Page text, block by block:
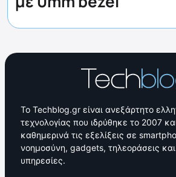
Το Techblog.gr είναι ανεξάρτητο
τεχνολογίας που ιδρύθηκε το 2007
καθημερινά τις εξελίξεις σε
νοημοσύνη, gadgets, τηλεοράσεις
υπηρεσίες.